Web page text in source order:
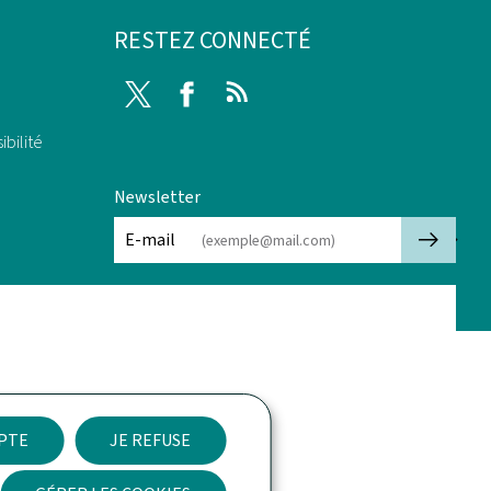
JE REFUSE
RESTEZ CONNECTÉ
Twitter Facebook
Newsletter
E-mail
🡒